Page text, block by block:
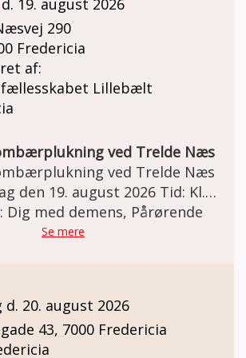
i herrebanden. Det kan for
spil, quiz, masser af hygge,
snak og af og til tager vi
vejret tillader det, er vi ude i
Deltagelse i
kan købes kaffe
på udflugter.
19. august 2026
290
Fredericia
af:
Lillebælt
ved Trelde Næs
ved Trelde Næs
den 19. august 2026 Tid: Kl.
7000 Fredericia. Evt.
🍇Demensfællesskabet
med demens og
på en sensommerdag med
Dig med demens, Pårørende
Se mere
d. 20. august 2026
43, 7000 Fredericia